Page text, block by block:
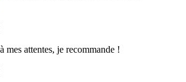
mes attentes, je recommande !